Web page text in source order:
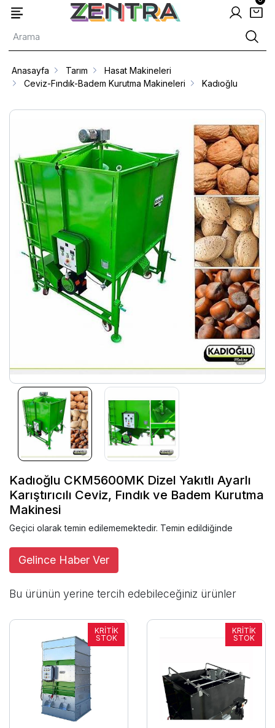
Anasayfa Tarım
Hasat Makineleri
Ceviz-Fındık-Badem Kurutma Makineleri
Kadıoğlu
Kadıoğlu CKM5600MK Dizel Yakıtlı Ayarlı
Karıştırıcılı Ceviz, Fındık ve Badem Kurutma
Makinesi
Geçici olarak temin edilememektedir. Temin edildiğinde
Gelince Haber Ver
Bu ürünün yerine tercih edebileceğiniz ürünler